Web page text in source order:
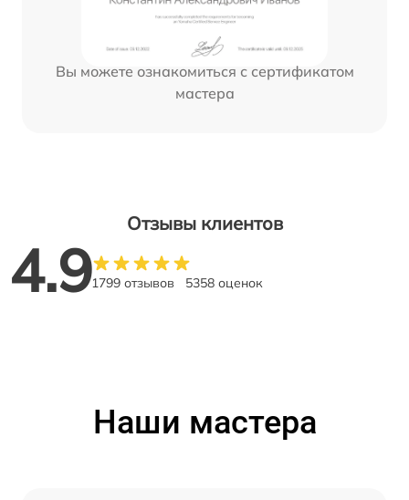
Вы можете ознакомиться с сертификатом
мастера
Отзывы клиентов
4.91799 отзывов 5358 оценок
Наши мастера